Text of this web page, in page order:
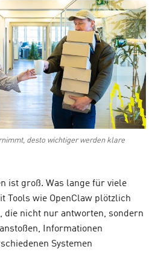
desto wichtiger werden klare
ist groß. Was lange für viele
wie OpenClaw plötzlich
die nicht nur antworten, sondern
Informationen
Systemen